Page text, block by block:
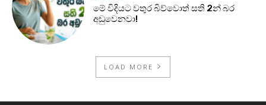
මේ විදියට වතුර බිව්වොත් සති 2න් බර
අඩුවෙනවා!
LOAD MORE